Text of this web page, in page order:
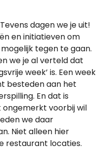
dagen we je uit!
en initiatieven om
tegen te gaan.
we je al verteld dat
week’ is. Een week
besteden aan het
En dat is
ongemerkt voorbij wil
we daar
Niet alleen hier
restaurant locaties.